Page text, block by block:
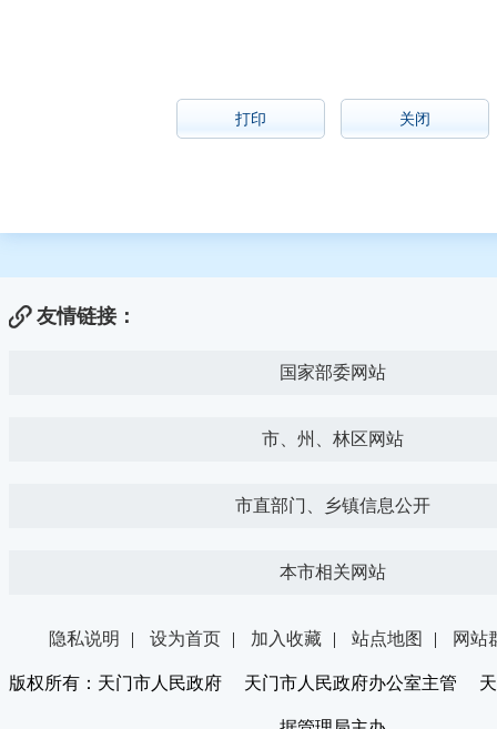
打印 关闭
友情链接：
国家部委网站
市、州、林区网站
市直部门、乡镇信息公开
本市相关网站
隐私说明 | 设为首页 | 加入收藏 | 站点地图 | 网站
版权所有：天门市人民政府 天门市人民政府办公室主管 天